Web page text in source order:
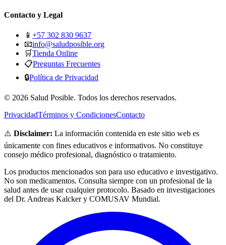
Contacto y Legal
📱 +57 302 830 9637
📧info@saludposible.org
🛒Tienda Online
📋Preguntas Frecuentes
🔒Política de Privacidad
© 2026 Salud Posible. Todos los derechos reservados.
PrivacidadTérminos y CondicionesContacto
⚠️ Disclaimer: La información contenida en este sitio web es
únicamente con fines educativos e informativos. No constituye
consejo médico profesional, diagnóstico o tratamiento.
Los productos mencionados son para uso educativo e investigativo.
No son medicamentos. Consulta siempre con un profesional de la
salud antes de usar cualquier protocolo. Basado en investigaciones
del Dr. Andreas Kalcker y COMUSAV Mundial.